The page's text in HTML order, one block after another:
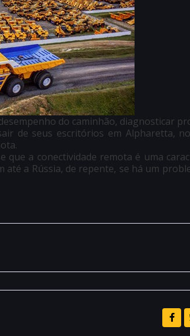
do caminhão, diagnosticar
de seus escritórios em Alpharetta,
que a conectividade remota é uma
até a Rússia, de repente, se há um